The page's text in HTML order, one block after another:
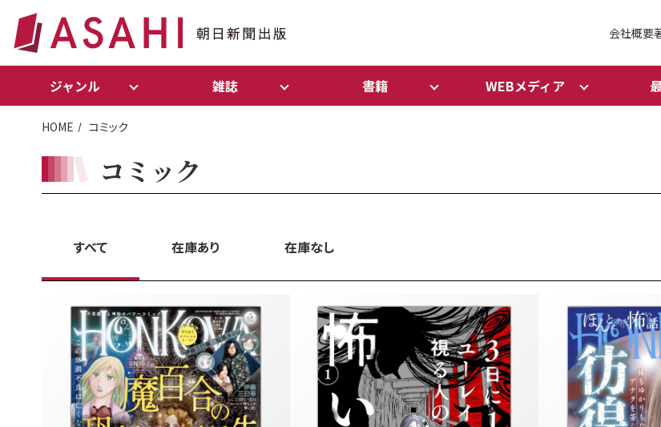
会社概要
ジャンル 雑誌 書籍 WEBメディア
HOME コミック
コミック
すべて 在庫あり 在庫なし